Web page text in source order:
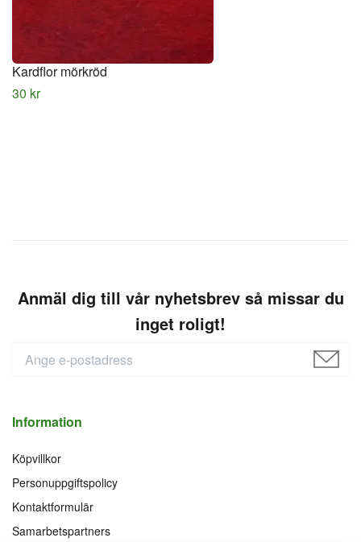
Kardflor mörkröd
30 kr
Anmäl dig till vår nyhetsbrev så missar du
inget roligt!
Information
Köpvillkor
Personuppgiftspolicy
Kontaktformulär
Samarbetspartners